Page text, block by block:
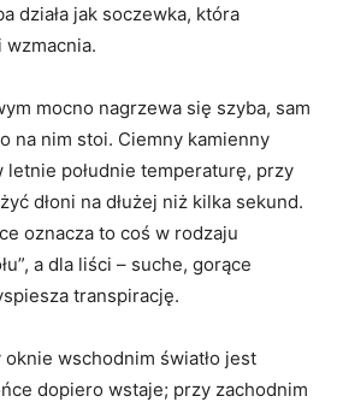
działa jak soczewka, która
mocno nagrzewa się szyba, sam
na nim stoi. Ciemny kamienny
letnie południe temperaturę, przy
dłoni na dłużej niż kilka sekund.
oznacza to coś w rodzaju
a dla liści – suche, gorące
transpirację.
wschodnim światło jest
dopiero wstaje; przy zachodnim